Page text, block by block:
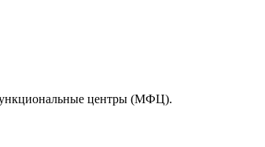
центры (МФЦ).